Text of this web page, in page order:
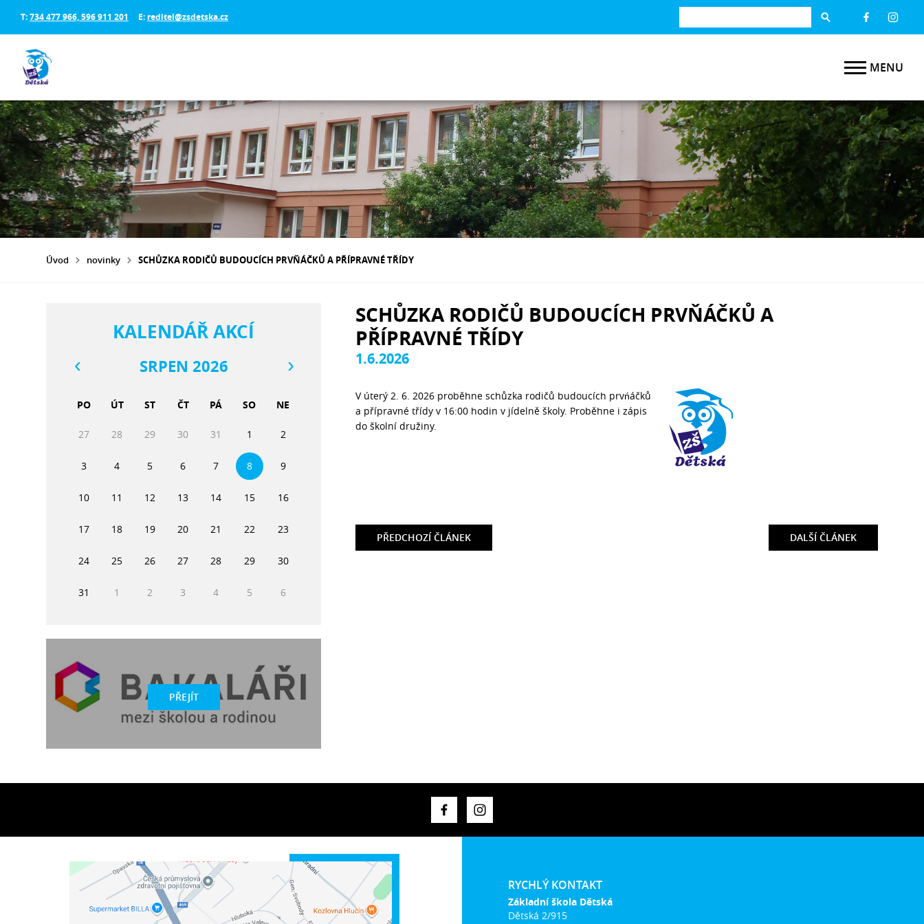
T:734 477 966, 596 911 201 E: reditel@zsdetska.cz
Úvod novinky SCHŮZKA RODIČŮ BUDOUCÍCH PRVŇÁČKŮ A PŘÍPRAVNÉ TŘÍDY
SCHŮZKA RODIČŮ BUDOUCÍCH PRVŇÁČKŮ A
PŘÍPRAVNÉ TŘÍDY
1.6.2026
V úterý 2. 6. 2026 proběhne schůzka rodičů budoucích prvńáčků
a přípravné třídy v 16:00 hodin v jídelně školy. Proběhne i zápis
do školní družiny.
DALŠÍČLÁNEK
PŘEDCHOZÍČLÁNEK
KALENDÁŘ AKCÍ
SRPEN 2026
PO ÚT ST ČT PÁ SO NE
27 28 29 30 31 1 2
3 4 5 6 7 8 9
10 11 12 13 14 15 16
17 18 19 20 21 22 23
24 25 26 27 28 29 30
31 1 2 3 4 5 6
PŘEJÍT
RYCHLÝ KONTAKT
Základní škola Dětská
Dětská 2/915